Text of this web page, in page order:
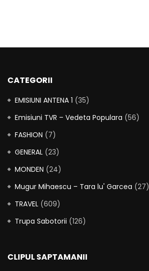
CATEGORII
EMISIUNI ANTENA 1 (35)
Emisiuni TVR – Vedeta Populara (56)
FASHION (7)
GENERAL (23)
MONDEN (24)
Mugur Mihaescu – Tara lu' Garcea (27)
TRAVEL (609)
Trupa Sabotorii (126)
CLIPUL SAPTAMANII